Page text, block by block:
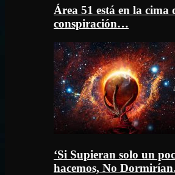
Área 51 está en la cima
conspiración…
‘Si Supieran solo un
hacemos, No